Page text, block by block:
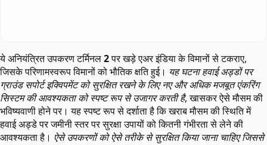
ये अनियंत्रित उपकरण टर्मिनल2पर खड़े एअर इंडिया के विमानों से टकराए,
जिसके परिणामस्वरूप विमानों को भौतिक क्षति हुई। यह घटना हवाई अड्डों पर
ग्राउंड सपोर्ट इक्विपमेंट को सुरक्षित रखने के लिए नए और अधिक मजबूत एंकरिंग
सिस्टम की आवश्यकता को स्पष्ट रूप से उजागर करती है, खासकर ऐसे मौसम की
भविष्यवाणी होने पर। यह स्पष्ट रूप से दर्शाता है कि खराब मौसम की स्थिति में
हवाई अड्डे पर जमीनी स्तर पर सुरक्षा उपायों को कितनी गंभीरता से लेने की
आवश्यकता है। ऐसे उपकरणों को ऐसे तरीके से सुरक्षित किया जाना चाहिए जिससे